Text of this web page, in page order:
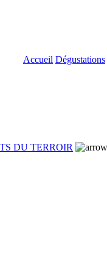
Accueil Dégustations
DU TERROIR